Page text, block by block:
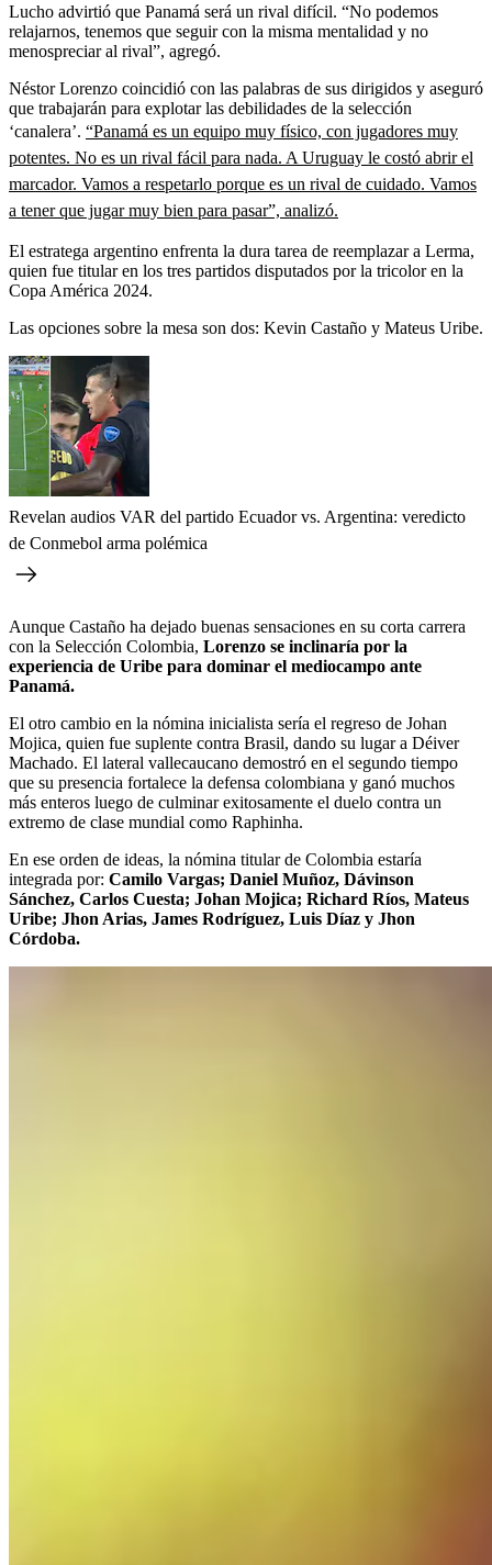
Lucho advirtió que Panamá será un rival difícil. “No podemos
relajarnos, tenemos que seguir con la misma mentalidad y no
menospreciar al rival”, agregó.
Néstor Lorenzo coincidió con las palabras de sus dirigidos y aseguró
que trabajarán para explotar las debilidades de la selección
‘canalera’. “Panamá es un equipo muy físico, con jugadores muy
potentes. No es un rival fácil para nada. A Uruguay le costó abrir el
marcador. Vamos a respetarlo porque es un rival de cuidado. Vamos
a tener que jugar muy bien para pasar”, analizó.
El estratega argentino enfrenta la dura tarea de reemplazar a Lerma,
quien fue titular en los tres partidos disputados por la tricolor en la
Copa América 2024.
Las opciones sobre la mesa son dos: Kevin Castaño y Mateus Uribe.
Revelan audios VAR del partido Ecuador vs. Argentina: veredicto
de Conmebol arma polémica
Aunque Castaño ha dejado buenas sensaciones en su corta carrera
con la Selección Colombia, Lorenzo se inclinaría por la
experiencia de Uribe para dominar el mediocampo ante
Panamá.
El otro cambio en la nómina inicialista sería el regreso de Johan
Mojica, quien fue suplente contra Brasil, dando su lugar a Déiver
Machado. El lateral vallecaucano demostró en el segundo tiempo
que su presencia fortalece la defensa colombiana y ganó muchos
más enteros luego de culminar exitosamente el duelo contra un
extremo de clase mundial como Raphinha.
En ese orden de ideas, la nómina titular de Colombia estaría
integrada por: Camilo Vargas; Daniel Muñoz, Dávinson
Sánchez, Carlos Cuesta; Johan Mojica; Richard Ríos, Mateus
Uribe; Jhon Arias, James Rodríguez, Luis Díaz y Jhon
Córdoba.